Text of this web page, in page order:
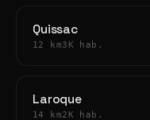
Quissac
12 km3K hab.
Laroque
14 km2K hab.